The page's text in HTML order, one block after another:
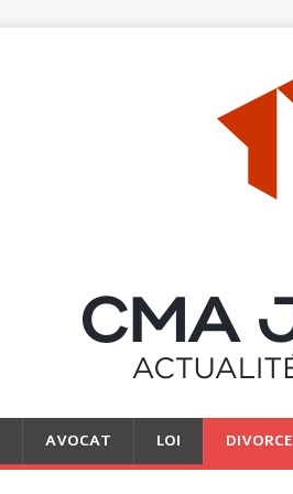
AVOCAT LOI DIVORCE